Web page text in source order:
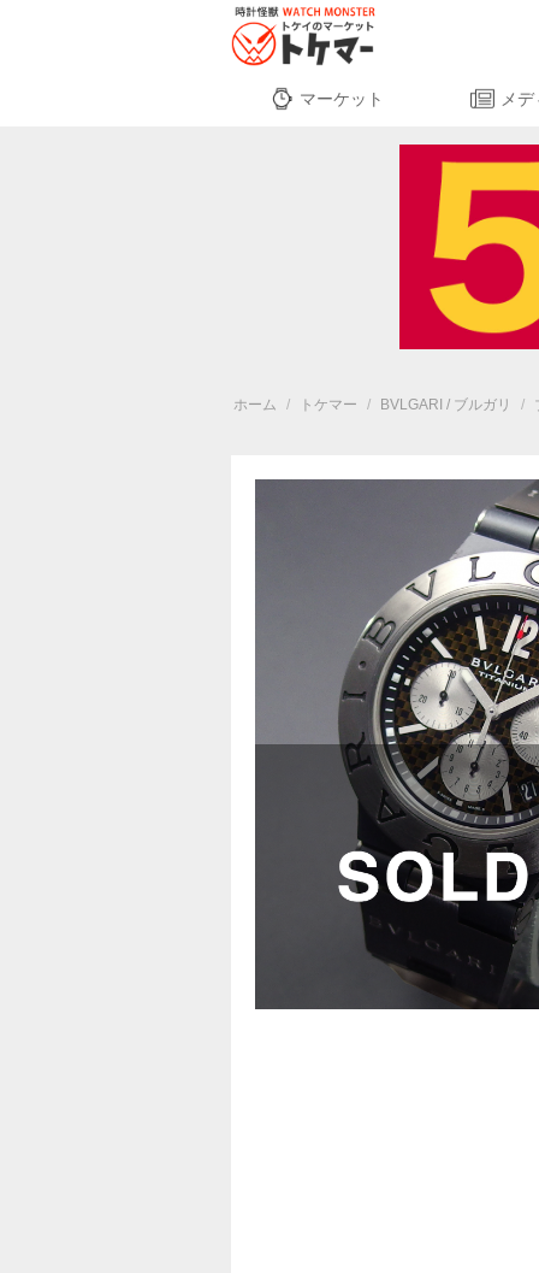
マーケット メ
ホーム / トケマー / BVLGARI / ブルガリ /